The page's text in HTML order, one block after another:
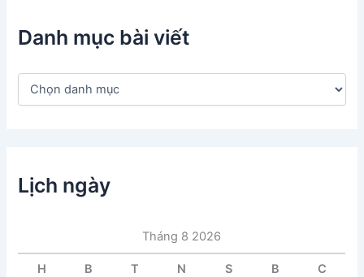
Danh mục bài viết
D
c
b
i
Lịch ngày
Tháng 8 2026
H B T N S B C